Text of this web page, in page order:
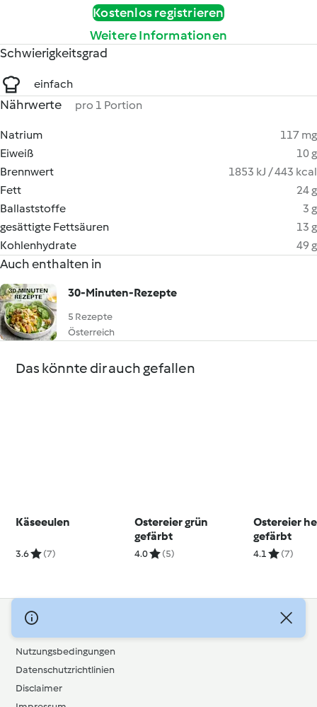
Kostenlos registrieren
Weitere Informationen
Schwierigkeitsgrad
einfach
Nährwerte pro 1 Portion
Natrium
117 mg
Eiweiß
10 g
Brennwert
1853 kJ / 443 kcal
Fett
24 g
Ballaststoffe
3 g
gesättigte Fettsäuren
13 g
Kohlenhydrate
49 g
Auch enthalten in
30-Minuten-Rezepte
5 Rezepte
Österreich
Das könnte dir auch gefallen
Käseeulen
3.6 (7)
Ostereier grün
gefärbt
4.0 (5)
Ostereier
gefärbt
4.1 (7)
© Copyright 2026
Nutzungsbedingungen
Datenschutzrichtlinien
Disclaimer